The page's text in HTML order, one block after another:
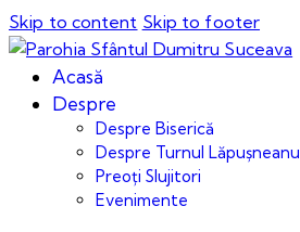
Skip to content Skip to footer
Acasă
Despre
Despre Biserică
Despre Turnul Lăpușneanu
Preoți Slujitori
Evenimente